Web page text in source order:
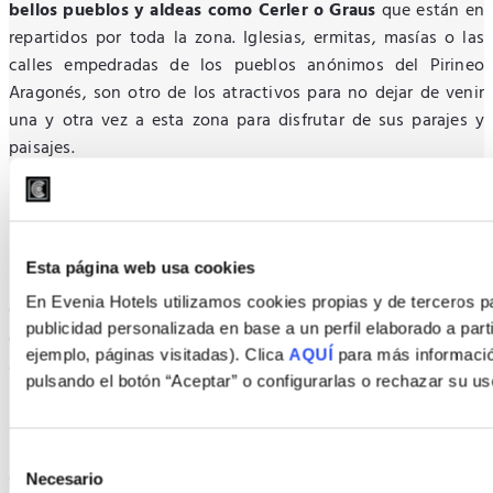
Esta página web usa cookies
En Evenia Hotels utilizamos cookies propias y de terceros
publicidad personalizada en base a un perfil elaborado a
ejemplo, páginas visitadas). ClicaAQUÍ para más
pulsando el botón “Aceptar” o configurarlas o rechazar su
Necesario
bellos pueblos y aldeas como Cerler o Graus que están en
repartidos por toda la zona. Iglesias, ermitas, masías o las
calles empedradas de los pueblos anónimos del Pirineo
Aragonés, son otro de los atractivos para no dejar de venir
una y otra vez a esta zona para disfrutar de sus parajes y
paisajes.
en el Pirineo Aragonés
Otra de las posibilidades para disfrutar de esta zona y,
donde además abundan estas opciones, es el deporte de
aventura. Vengas o no con niños, tendrás decenas de planes
para escoger el que mejor se adapte a tus necesidades.
actividad de rafting para liberar algo de adrenalina. Tal vez si